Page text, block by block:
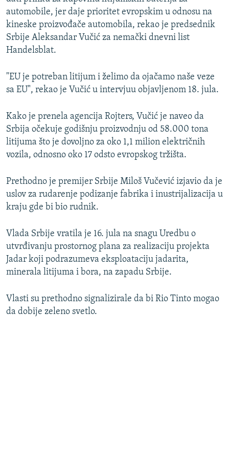
automobile, jer daje prioritet evropskim u odnosu na
kineske proizvođače automobila, rekao je predsednik
Srbije Aleksandar Vučić za nemački dnevni list
Handelsblat.
"EU je potreban litijum i želimo da ojačamo naše veze
sa EU", rekao je Vučić u intervjuu objavljenom 18. jula.
Kako je prenela agencija Rojters, Vučić je naveo da
Srbija očekuje godišnju proizvodnju od 58.000 tona
litijuma što je dovoljno za oko 1,1 milion električnih
vozila, odnosno oko 17 odsto evropskog tržišta.
Prethodno je premijer Srbije Miloš Vučević izjavio da je
uslov za rudarenje podizanje fabrika i inustrijalizacija u
kraju gde bi bio rudnik.
Vlada Srbije vratila je 16. jula na snagu Uredbu o
utvrđivanju prostornog plana za realizaciju projekta
Jadar koji podrazumeva eksploataciju jadarita,
minerala litijuma i bora, na zapadu Srbije.
Vlasti su prethodno signalizirale da bi Rio Tinto mogao
da dobije zeleno svetlo.